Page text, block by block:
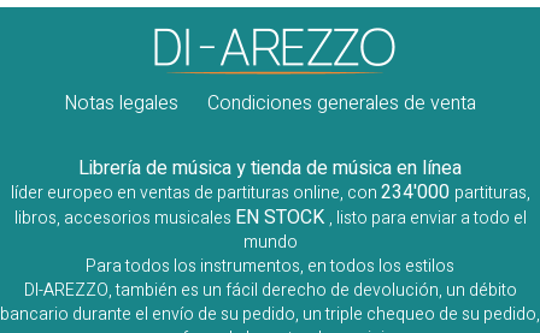
Notas legales Condiciones generales de venta
Librería de música y tienda de música en línea
líder europeo en ventas de partituras online, con234'000 partituras,
libros, accesorios musicales EN STOCK , listo para enviar a todo el
mundo
Para todos los instrumentos, en todos los estilos
DI-AREZZO, también es un fácil derecho de devolución, un débito
bancario durante el envío de su pedido, un triple chequeo de su pedido,